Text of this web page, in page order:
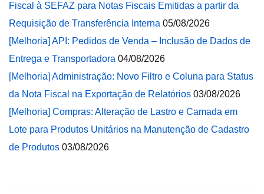
Fiscal à SEFAZ para Notas Fiscais Emitidas a partir da
Requisição de Transferência Interna 05/08/2026
[Melhoria] API: Pedidos de Venda – Inclusão de Dados de
Entrega e Transportadora 04/08/2026
[Melhoria] Administração: Novo Filtro e Coluna para Status
da Nota Fiscal na Exportação de Relatórios 03/08/2026
[Melhoria] Compras: Alteração de Lastro e Camada em
Lote para Produtos Unitários na Manutenção de Cadastro
de Produtos 03/08/2026